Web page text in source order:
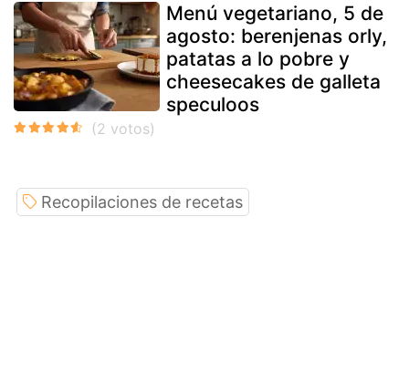
Menú vegetariano, 5 de
agosto: berenjenas orly,
patatas a lo pobre y
cheesecakes de galleta
speculoos
Recopilaciones de recetas